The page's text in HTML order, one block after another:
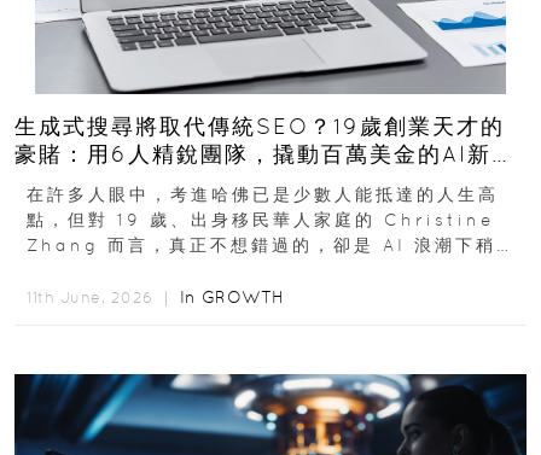
生成式搜尋將取代傳統SEO？19歲創業天才的
豪賭：用6人精銳團隊，撬動百萬美金的AI新商
機
在許多人眼中，考進哈佛已是少數人能抵達的人生高
點，但對 19 歲、出身移民華人家庭的 Christine
Zhang 而言，真正不想錯過的，卻是 AI 浪潮下稍縱
11th June, 2026 ｜ In GROWTH